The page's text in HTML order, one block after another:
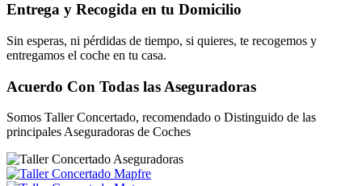
Entrega y Recogida en tu Domicilio
Sin esperas, ni pérdidas de tiempo, si quieres, te recogemos y
entregamos el coche en tu casa.
Acuerdo Con Todas las Aseguradoras
Somos Taller Concertado, recomendado o Distinguido de las
principales Aseguradoras de Coches